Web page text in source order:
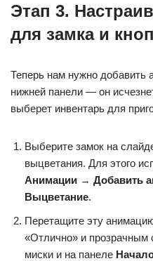
Этап 3.
для замка и
Теперь нам нужно добавить
нижней панели — он
выберет инвентарь для
Выберите замок на
выцветания. Для этого
Анимации → Добавить
Выцветание.
Перетащите эту
«Отлично» и прозрачным
миски и на панеле